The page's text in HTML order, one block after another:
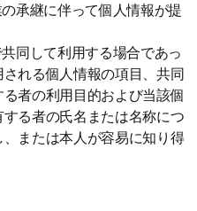
承継に伴って個人情報が提
同して利用する場合であっ
れる個人情報の項目、共同
者の利用目的および当該個
る者の氏名または名称につ
または本人が容易に知り得